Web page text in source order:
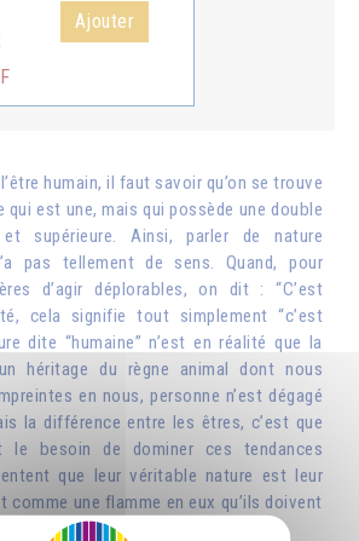
Ajouter
humain, il faut savoir qu’on se trouve
qui est une, mais qui possède une double
supérieure. Ainsi, parler de nature
pas tellement de sens. Quand, pour
d’agir déplorables, on dit : “C’est
cela signifie tout simplement “c’est
dite “humaine” n’est en réalité que la
héritage du règne animal dont nous
en nous, personne n’est dégagé
la différence entre les êtres, c’est que
le besoin de dominer ces tendances
que leur véritable nature est leur
comme une flamme en eux qu’ils doivent